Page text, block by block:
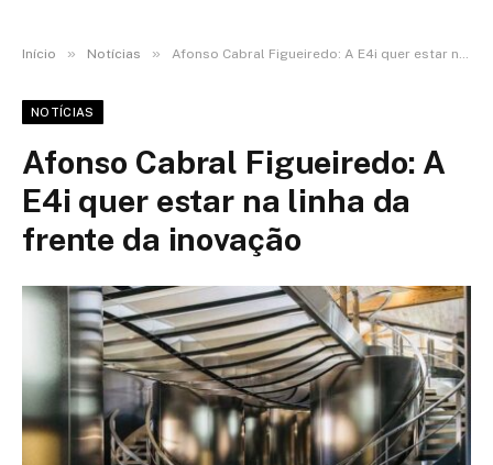
Início » Notícias » Afonso Cabral Figueiredo: A E4i quer estar na linha da frente da inovação
NOTÍCIAS
Afonso Cabral Figueiredo: A
E4i quer estar na linha da
frente da inovação